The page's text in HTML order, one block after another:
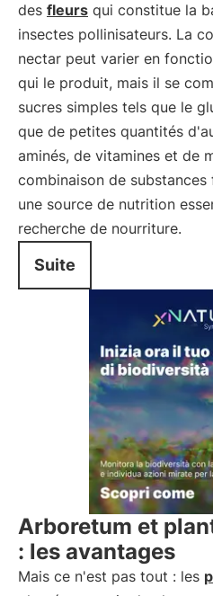
des fleurs qui constitue la
insectes pollinisateurs. La
nectar peut varier en
qui le produit, mais il se
sucres simples tels que le
que de petites quantités
aminés, de vitamines et de
combinaison de
une source de nutrition
recherche de nourriture.
Suite
Arboretum et
: les avantages
Mais ce n'est pas tout : les